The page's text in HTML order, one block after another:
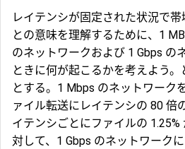
レイテンシが固定された状況で
との意味を理解するために、1
のネットワークおよび 1 Gbps の
ときに何が起こるかを考えよう
とする。1 Mbps のネットワーク
ァイル転送にレイテンシの 80 倍
イテンシごとにファイルの
対して、1 Gbps のネットワーク